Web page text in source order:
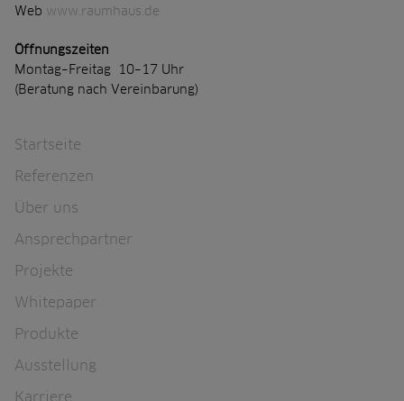
Web www.raumhaus.de
Öffnungszeiten
Montag–Freitag 10–17 Uhr
(Beratung nach Vereinbarung)
Startseite
Referenzen
Über uns
Ansprechpartner
Projekte
Whitepaper
Produkte
Ausstellung
Karriere